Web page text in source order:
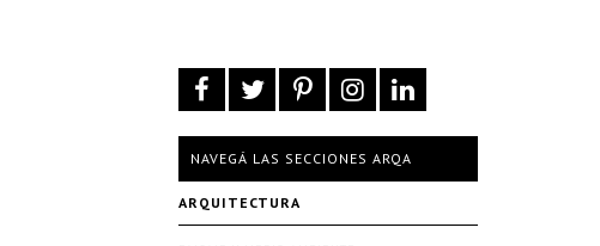
NAVEGÁ LAS SECCIONES ARQA
ARQUITECTURA